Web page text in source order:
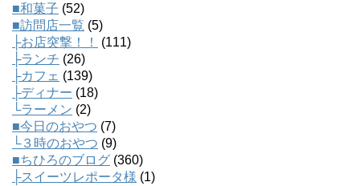
■和菓子 (52)
■訪問店一覧 (5)
├お店突撃！！
(111)
├ランチ (26)
├カフェ (139)
├ディナー (18)
└ラーメン (2)
■今日のおやつ (7)
└３時のおやつ (9)
■ちひろのブログ (360)
├スイーツレポータ様 (1)